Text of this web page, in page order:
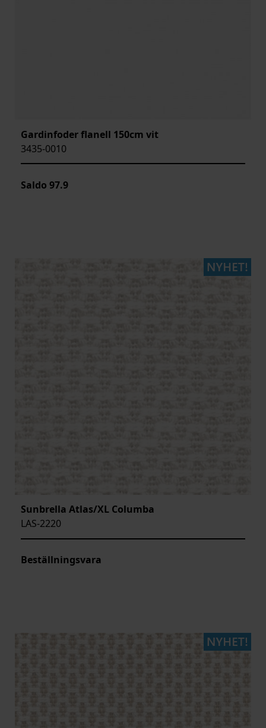
Gardinfoder flanell 150cm vit
3435-0010
Saldo 97.9
Sunbrella Atlas/XL Columba
LAS-2220
Beställningsvara